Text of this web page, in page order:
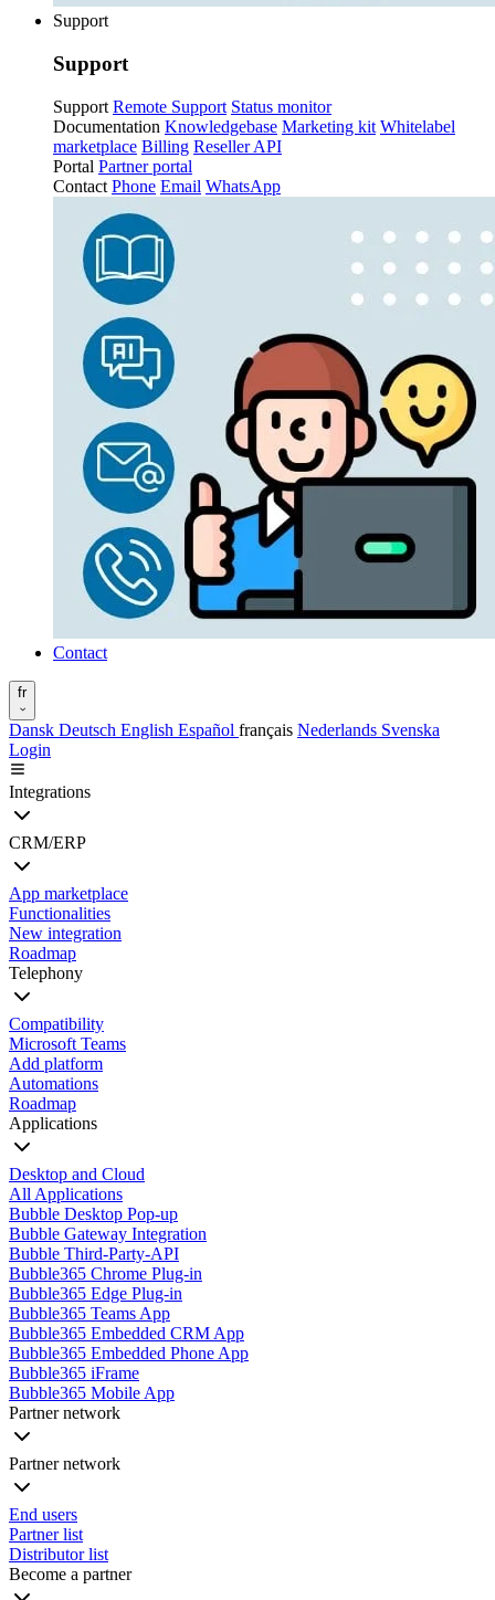
Support
Support
Support Remote Support Status monitor
Documentation Knowledgebase Marketing kit Whitelabel
marketplace Billing Reseller API
Portal Partner portal
Contact Phone Email WhatsApp
Contact
fr
Dansk Deutsch English Español français Nederlands Svenska
Login
Integrations
CRM/ERP
App marketplace
Functionalities
New integration
Roadmap
Telephony
Compatibility
Microsoft Teams
Add platform
Automations
Roadmap
Applications
Desktop and Cloud
All Applications
Bubble Desktop Pop-up
Bubble Gateway Integration
Bubble Third-Party-API
Bubble365 Chrome Plug-in
Bubble365 Edge Plug-in
Bubble365 Teams App
Bubble365 Embedded CRM App
Bubble365 Embedded Phone App
Bubble365 iFrame
Bubble365 Mobile App
Partner network
Partner network
End users
Partner list
Distributor list
Become a partner